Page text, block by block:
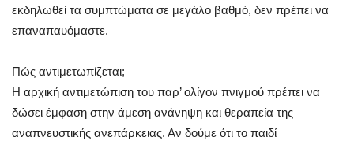
εκδηλωθεί τα συμπτώματα σε μεγάλο βαθμό, δεν πρέπει να
επαναπαυόμαστε.
Πώς αντιμετωπίζεται;
Η αρχική αντιμετώπιση του παρ’ ολίγον πνιγμού πρέπει να
δώσει έμφαση στην άμεση ανάνηψη και θεραπεία της
αναπνευστικής ανεπάρκειας. Αν δούμε ότι το παιδί